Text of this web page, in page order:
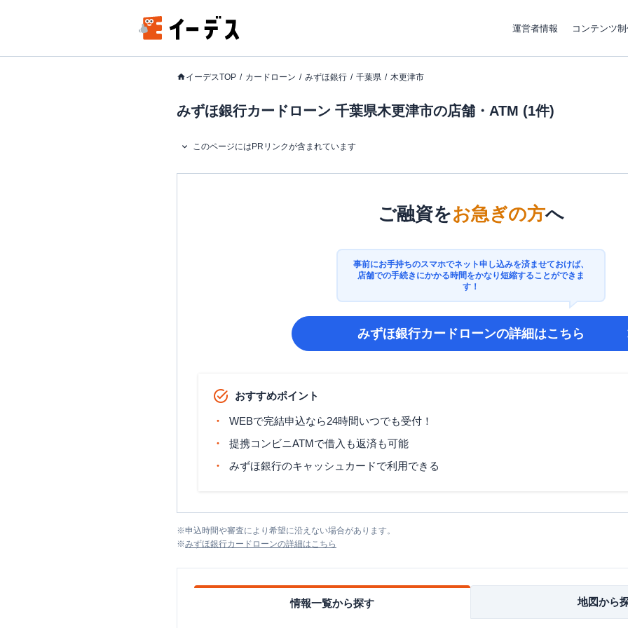
運営者情報 コンテンツ
イーデスTOP カードローン みずほ銀行 千葉県 木更津市
みずほ銀行カードローン 千葉県木更津市の店舗・ATM (1件)
このページにはPRリンクが含まれています
ご融資をお急ぎの方へ
事前にお手持ちのスマホでネット申し込みを済ませておけば、
店舗での手続きにかかる時間をかなり短縮することができま
す！
みずほ銀行カードローンの詳細はこちら
おすすめポイント
WEBで完結申込なら24時間いつでも受付！
提携コンビニATMで借入も返済も可能
みずほ銀行のキャッシュカードで利用できる
※申込時間や審査により希望に沿えない場合があります。
※みずほ銀行カードローンの詳細はこちら
情報一覧から探す 地図から